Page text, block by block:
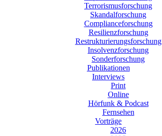
Terrorismusforschung
Skandalforschung
Complianceforschung
Resilienzforschung
Restrukturierungsforschung
Insolvenzforschung
Sonderforschung
Publikationen
Interviews
Print
Online
Hörfunk & Podcast
Fernsehen
Vorträge
2026